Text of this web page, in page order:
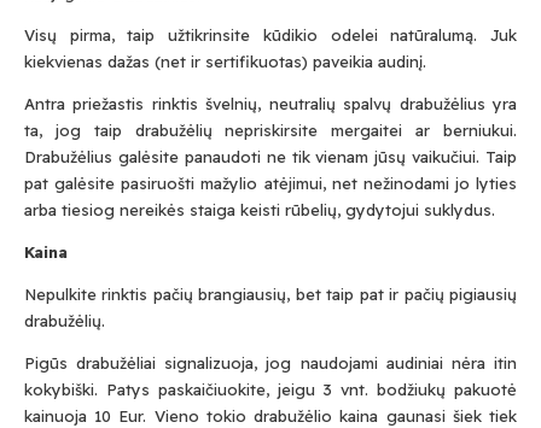
Visų pirma, taip užtikrinsite kūdikio odelei natūralumą. Juk
kiekvienas dažas (net ir sertifikuotas) paveikia audinį.
Antra priežastis rinktis švelnių, neutralių spalvų drabužėlius yra
ta, jog taip drabužėlių nepriskirsite mergaitei ar berniukui.
Drabužėlius galėsite panaudoti ne tik vienam jūsų vaikučiui. Taip
pat galėsite pasiruošti mažylio atėjimui, net nežinodami jo lyties
arba tiesiog nereikės staiga keisti rūbelių, gydytojui suklydus.
Kaina
Nepulkite rinktis pačių brangiausių, bet taip pat ir pačių pigiausių
drabužėlių.
Pigūs drabužėliai signalizuoja, jog naudojami audiniai nėra itin
kokybiški. Patys paskaičiuokite, jeigu 3 vnt. bodžiukų pakuotė
kainuoja 10 Eur. Vieno tokio drabužėlio kaina gaunasi šiek tiek